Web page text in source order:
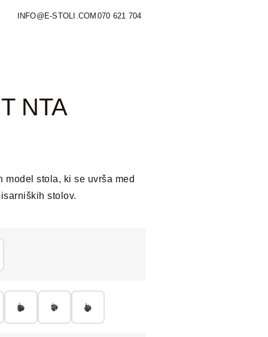
INFO@E-STOLI.COM 070 621 704
NTA
stola, ki se uvrša med
stolov.